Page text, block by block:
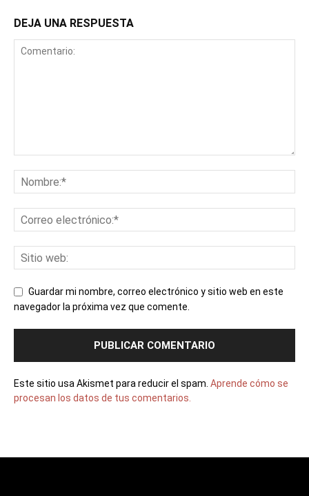
DEJA UNA RESPUESTA
Guardar mi nombre, correo electrónico y sitio web en este
navegador la próxima vez que comente.
Este sitio usa Akismet para reducir el spam. Aprende cómo se
procesan los datos de tus comentarios.